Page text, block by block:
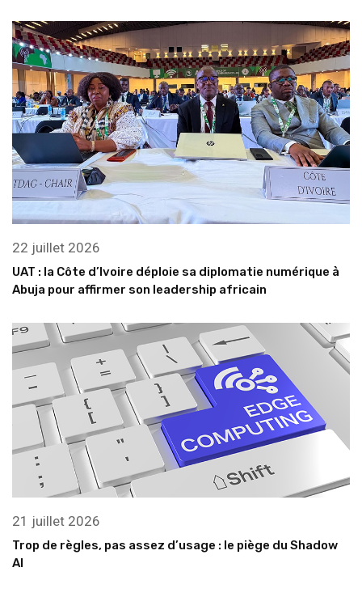
22 juillet 2026
UAT : la Côte d’Ivoire déploie sa diplomatie numérique à
Abuja pour affirmer son leadership africain
21 juillet 2026
Trop de règles, pas assez d’usage : le piège du Shadow
AI